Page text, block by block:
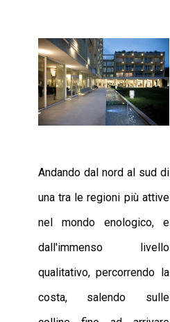
Andando dal nord al sud di
una tra le regioni più attive
nel mondo enologico, e
dall'immenso livello
qualitativo, percorrendo la
costa, salendo sulle